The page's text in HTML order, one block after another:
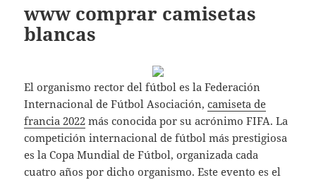
www comprar camisetas
blancas
El organismo rector del fútbol es la Federación
Internacional de Fútbol Asociación,camiseta de
francia 2022 más conocida por su acrónimo FIFA. La
competición internacional de fútbol más prestigiosa
es la Copa Mundial de Fútbol, organizada cada
cuatro años por dicho organismo. Este evento es el